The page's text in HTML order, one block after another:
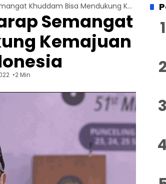
Pjs Amir Nasional Berharap Semangat Khuddam Bisa Mendukung Kemajuan Ahmadiyah Indonesia
Semangat
Kemajuan
2 Min